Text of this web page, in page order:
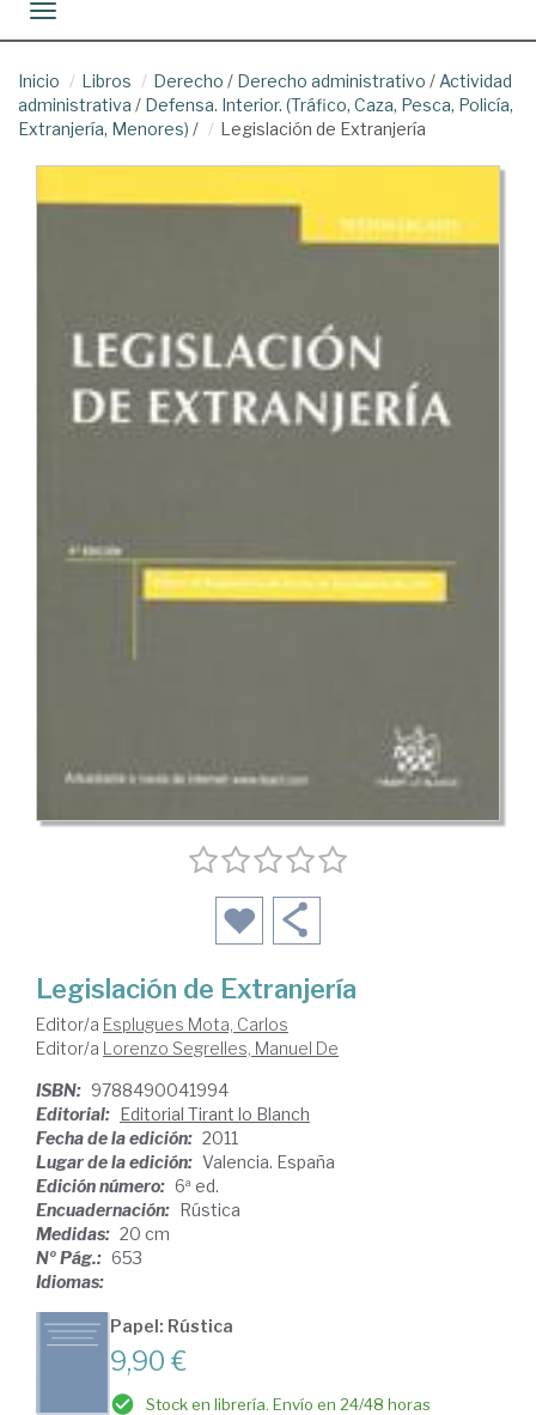
Toggle navigation
Inicio Libros Derecho / Derecho administrativo / Actividad
administrativa / Defensa. Interior. (Tráfico, Caza, Pesca, Policía,
Extranjería, Menores) / Legislación de Extranjería
Legislación de Extranjería
Editor/a Esplugues Mota, Carlos
Editor/a Lorenzo Segrelles, Manuel De
ISBN: 9788490041994
Editorial: Editorial Tirant lo Blanch
Fecha de la edición: 2011
Lugar de la edición: Valencia. España
Edición número: 6ª ed.
Encuadernación: Rústica
Medidas: 20 cm
Nº Pág.: 653
Idiomas:
Papel: Rústica
9,90 €
Stock en librería. Envío en 24/48 horas